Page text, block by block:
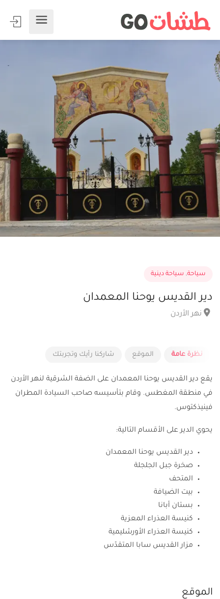
سياحة, سياحة دينية
دير القديس يوحنا المعمدان
نهر الأردن
نظرة عامة الموقع شاركنا رأيك وتجربتك
يقع دير القديس يوحنا المعمدان على الضفة الشرقية لنهر الأردن
في منطقة المغطس. وقام بتأسيسه صاحب السيادة المطران
فينيذكتوس.
يحوي الدير على الأقسام التالية:
دير القديس يوحنا المعمدان
صخرة جبل الجلجلة
المتحف
بيت الضيافة
بستان أبانا
كنيسة العذراء المعزية
كنيسة العذراء الأورشليمية
مزار القديس سابا المتقدّس
الموقع